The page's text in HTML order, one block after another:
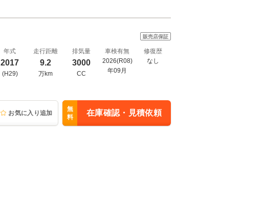
販売店保証
年式
2017
(H29)
走行距離
9.2
万km
排気量
3000
CC
車検有無
2026(R08)
年09月
修復歴
なし
お気に入り追加
無
料
在庫確認・見積依頼